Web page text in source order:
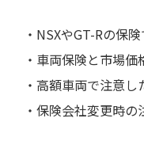
・NSXやGT-Rの保
・車両保険と市場価
・高額車両で注意し
・保険会社変更時の